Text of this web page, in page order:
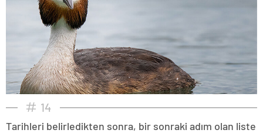
14
Tarihleri belirledikten sonra, bir sonraki adım olan liste